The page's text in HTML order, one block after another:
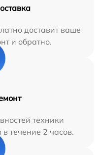
доставит ваше
и обратно.
техники
течение 2 часов.